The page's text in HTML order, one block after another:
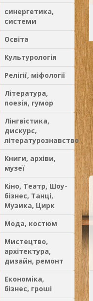
синергетика,
системи
Освіта
Культурологія
Релігії, міфології
Література,
поезія, гумор
Лінгвістика,
дискурс,
літературознавство
Книги, архіви,
музеї
Кіно, Театр, Шоу-
бізнес, Танці,
Музика, Цирк
Мода, костюм
Мистецтво,
архітектура,
дизайн, ремонт
Економіка,
бізнес, гроші